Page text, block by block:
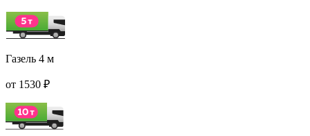
Газель 4 м
от 1530 ₽